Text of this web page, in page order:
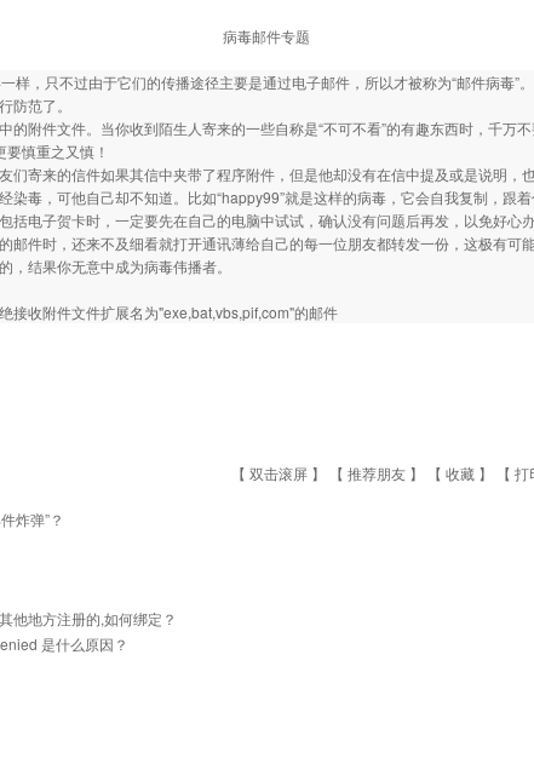
病毒邮件专题
样，只不过由于它们的传播途径主要是通过电子邮件，所以才被称为“邮件病毒”
防范了。
附件文件。当你收到陌生人寄来的一些自称是“不可不看”的有趣东西时，千万
慎重之又慎！
寄来的信件如果其信中夹带了程序附件，但是他却没有在信中提及或是说明，
毒，可他自己却不知道。比如“happy99”就是这样的病毒，它会自我复制，跟着
电子贺卡时，一定要先在自己的电脑中试试，确认没有问题后再发，以免好心
邮件时，还来不及细看就打开通讯薄给自己的每一位朋友都转发一份，这极有可
，结果你无意中成为病毒伟播者。
接收附件文件扩展名为"exe,bat,vbs,pif,com"的邮件
【 双击滚屏 】 【 推荐朋友 】 【 收藏 】 【 打
炸弹”？
他地方注册的,如何绑定？
是什么原因？